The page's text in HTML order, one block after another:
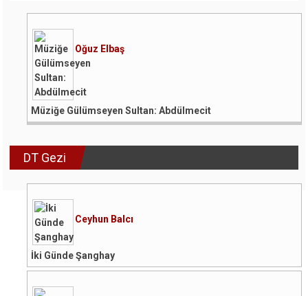
Oğuz Elbaş
Müziğe Gülümseyen Sultan: Abdülmecit
DT Gezi
Ceyhun Balcı
İki Günde Şanghay